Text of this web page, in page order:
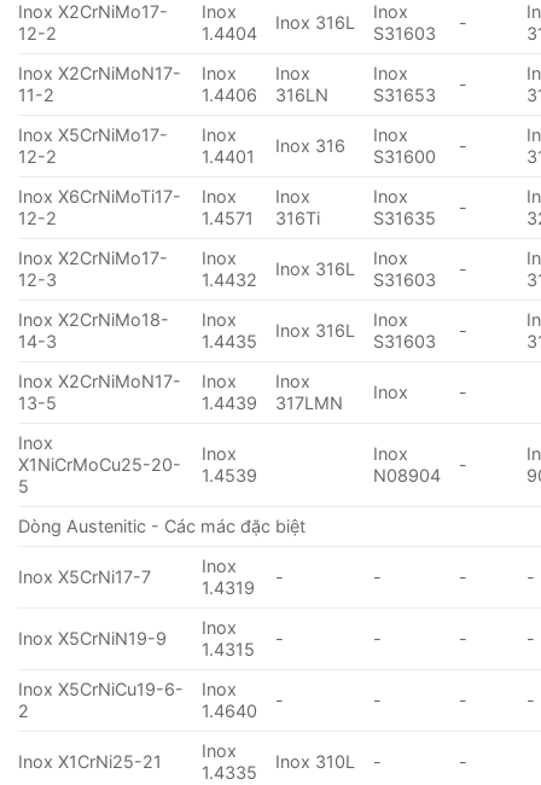
Inox X2CrNiMo17-
12-2
Inox
1.4404
Inox 316L
Inox
S31603
-
Inox X2CrNiMoN17-
11-2
Inox
1.4406
Inox
316LN
Inox
S31653
-
Inox X5CrNiMo17-
12-2
Inox
1.4401
Inox 316
Inox
S31600
-
Inox X6CrNiMoTi17-
12-2
Inox
1.4571
Inox
316Ti
Inox
S31635
-
Inox X2CrNiMo17-
12-3
Inox
1.4432
Inox 316L
Inox
S31603
-
Inox X2CrNiMo18-
14-3
Inox
1.4435
Inox 316L
Inox
S31603
-
Inox X2CrNiMoN17-
13-5
Inox
1.4439
Inox
317LMN
Inox -
Inox
X1NiCrMoCu25-20-
5
Inox
1.4539
Inox
N08904
-
Dòng Austenitic - Các mác đặc biệt
Inox X5CrNi17-7
Inox
1.4319
- - - -
Inox X5CrNiN19-9
Inox
1.4315
- - - -
Inox X5CrNiCu19-6-
2
Inox
1.4640
- - - -
Inox X1CrNi25-21
Inox
1.4335
Inox 310L - -